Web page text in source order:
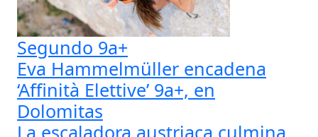
Segundo 9a+
Eva Hammelmüller encadena
‘Affinità Elettive’ 9a+, en
Dolomitas